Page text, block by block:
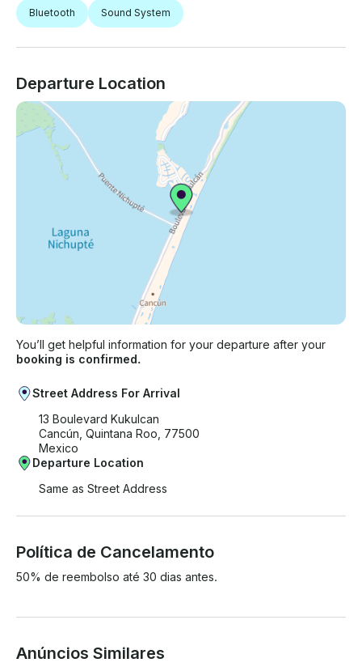
Bluetooth Sound System
Departure Location
You’ll get helpful information for your departure after your
booking is confirmed.
Street Address For Arrival
13 Boulevard Kukulcan
Cancún, Quintana Roo, 77500
Mexico
Departure Location
Same as Street Address
Política de Cancelamento
50% de reembolso até 30 dias antes.
Anúncios Similares